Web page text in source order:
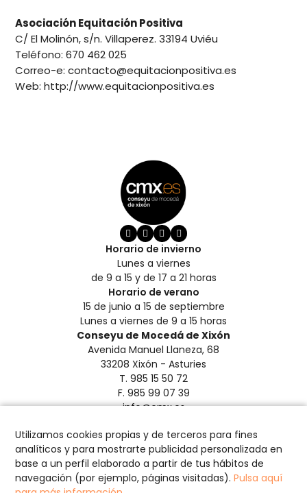
Asociación Equitación Positiva
C/ El Molinón, s/n. Villaperez. 33194 Uviéu
Teléfono: 670 462 025
Correo-e: contacto@equitacionpositiva.es
Web: http://www.equitacionpositiva.es
Conseyu de Mocedá de Xixón
Avenida Manuel Llaneza, 68
33208 Xixón - Asturies
T. 985 15 50 72
F. 985 99 07 39
info@cmx.es
Créditos
Política de Cookies
Configurar cookies
Horario de invierno
Lunes a viernes
de 9 a 15 y de 17 a 21 horas
Horario de verano
15 de junio a 15 de septiembre
Lunes a viernes de 9 a 15 horas
Utilizamos cookies propias y de terceros para fines
analíticos y para mostrarte publicidad personalizada en
base a un perfil elaborado a partir de tus hábitos de
navegación (por ejemplo, páginas visitadas). Pulsa aquí